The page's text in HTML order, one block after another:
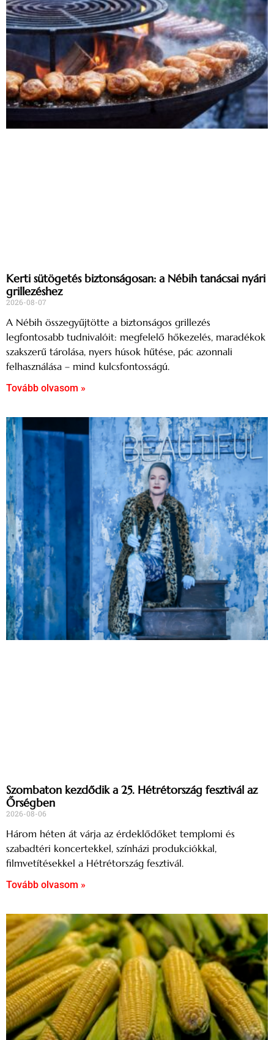
Kerti sütögetés biztonságosan: a Nébih tanácsai nyári
grillezéshez
2026-08-07
A Nébih összegyűjtötte a biztonságos grillezés
legfontosabb tudnivalóit: megfelelő hőkezelés, maradékok
szakszerű tárolása, nyers húsok hűtése, pác azonnali
felhasználása – mind kulcsfontosságú.
Tovább olvasom »
Szombaton kezdődik a 25. Hétrétország fesztivál az
Őrségben
2026-08-06
Három héten át várja az érdeklődőket templomi és
szabadtéri koncertekkel, színházi produkciókkal,
filmvetítésekkel a Hétrétország fesztivál.
Tovább olvasom »